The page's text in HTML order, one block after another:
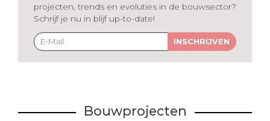
projecten, trends en evoluties in de bouwsector?
Schrijf je nu in blijf up-to-date!
INSCHRIJVEN
Bouwprojecten